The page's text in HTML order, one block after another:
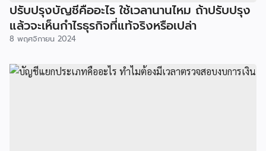
ปรับปรุงบัญชีคืออะไร ใช้เวลานานไหม ถ้าปรับปรุง
แล้วจะเห็นกำไรธุรกิจที่แท้จริงหรือเปล่า
8 พฤศจิกายน 2024